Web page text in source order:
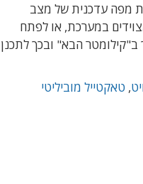
מפה עדכנית של מצב
במערכת, או לפתח
ב"קילומטר הבא" ובכך לתכנן
, טאקטייל מוביליטי